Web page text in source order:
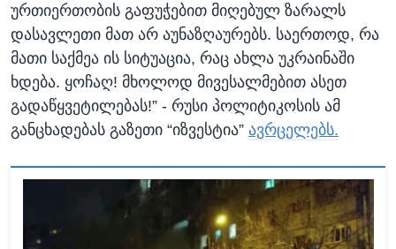
ურთიერთობის გაფუჭებით მიღებულ ზარალს
დასავლეთი მათ არ აუნაზღაურებს. საერთოდ, რა
მათი საქმეა ის სიტუაცია, რაც ახლა უკრაინაში
ხდება. ყოჩაღ! მხოლოდ მივესალმებით ასეთ
გადაწყვეტილებას!” - რუსი პოლიტიკოსის ამ
განცხადებას გაზეთი “იზვესტია” ავრცელებს.